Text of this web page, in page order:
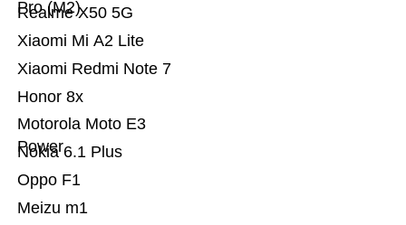
Meizu m1
Oppo F1
Nokia 6.1 Plus
Motorola Moto E3
Power
Honor 8x
Xiaomi Redmi Note 7
Xiaomi Mi A2 Lite
Realme X50 5G
Pro (M2)